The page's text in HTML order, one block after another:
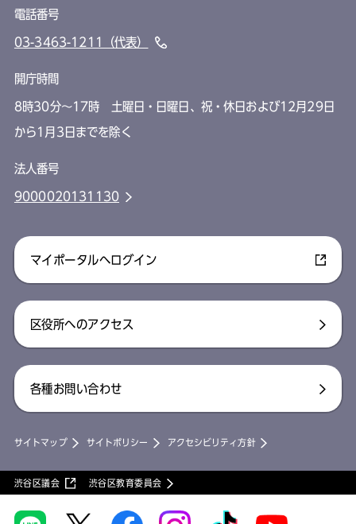
電話番号
03-3463-1211（代表）
開庁時間
8時30分～17時 土曜日・日曜日、祝・休日および12月29日
から1月3日までを除く
法人番号
9000020131130
マイポータルへログイン
区役所へのアクセス
各種お問い合わせ
サイトマップ サイトポリシー アクセシビリティ方針
渋谷区議会 渋谷区教育委員会